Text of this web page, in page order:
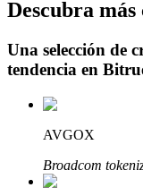
Inversión
Obtenga
Descubra
Una selección de
tendencia en
AVGOX
Broadcom